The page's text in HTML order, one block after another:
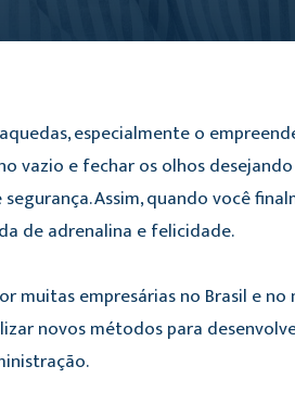
especialmente o
vazio e fechar os olhos
Assim, quando você
de adrenalina e felicidade.
muitas empresárias no Brasil e
novos métodos para